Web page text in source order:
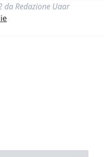
da Redazione Uaar